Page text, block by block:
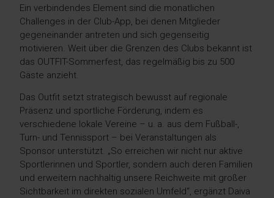
Ein verbindendes Element sind die monatlichen
Challenges in der Club-App, bei denen Mitglieder
gegeneinander antreten und sich gegenseitig
motivieren. Weit über die Grenzen des Clubs bekannt ist
das OUTFIT-Sommerfest, das regelmäßig bis zu 500
Gäste anzieht.
Das Outfit setzt strategisch bewusst auf regionale
Präsenz und sportliche Förderung, indem es
verschiedene lokale Vereine – u. a. aus dem Fußball-,
Turn- und Tennissport – bei Veranstaltungen als
Sponsor unterstützt. „So erreichen wir nicht nur aktive
Sportlerinnen und Sportler, sondern auch deren Familien
und erweitern nachhaltig unsere Reichweite mit großer
Sichtbarkeit im direkten sozialen Umfeld“, ergänzt Daiva